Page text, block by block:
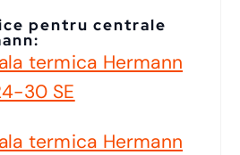
pentru centrale
termica Hermann
30 SE
termica Hermann